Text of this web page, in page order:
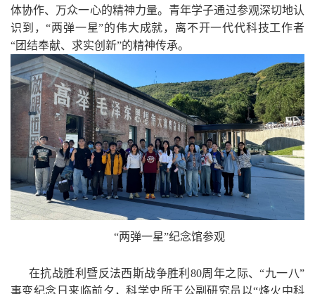
体协作、万众一心的精神力量。青年学子通过参观深切地认
识到，“两弹一星”的伟大成就，离不开一代代科技工作者
“团结奉献、求实创新”的精神传承。
“两弹一星”纪念馆参观
在抗战胜利暨反法西斯战争胜利 80周年之际、“九一八”
事变纪念日来临前夕，科学史所王公副研究员以“烽火中科